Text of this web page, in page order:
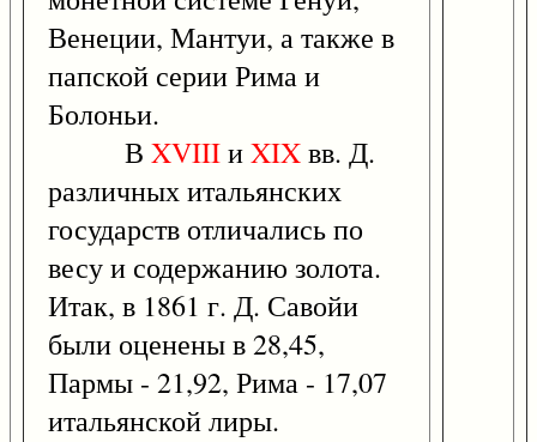
Венеции, Мантуи, а также в
папской серии Рима и
Болоньи.
В XVIIIиXIXвв. Д.
различных итальянских
государств отличались по
весу и содержанию золота.
Итак, в 1861 г. Д. Савойи
были оценены в 28,45,
Пармы - 21,92, Рима - 17,07
итальянской лиры.